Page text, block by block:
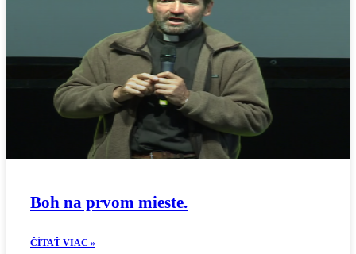
Boh na prvom mieste.
ČÍTAŤ VIAC »